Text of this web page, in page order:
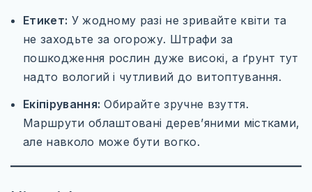
Етикет: У жодному разі не зривайте квіти та
не заходьте за огорожу. Штрафи за
пошкодження рослин дуже високі, а ґрунт тут
надто вологий і чутливий до витоптування.
Екіпірування: Обирайте зручне взуття.
Маршрути облаштовані дерев’яними містками,
але навколо може бути вогко.